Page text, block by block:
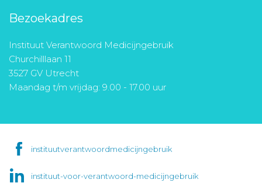
Bezoekadres
Instituut Verantwoord Medicijngebruik
Churchilllaan 11
3527 GV Utrecht
Maandag t/m vrijdag: 9.00 - 17.00 uur
instituutverantwoordmedicijngebruik
instituut-voor-verantwoord-medicijngebruik